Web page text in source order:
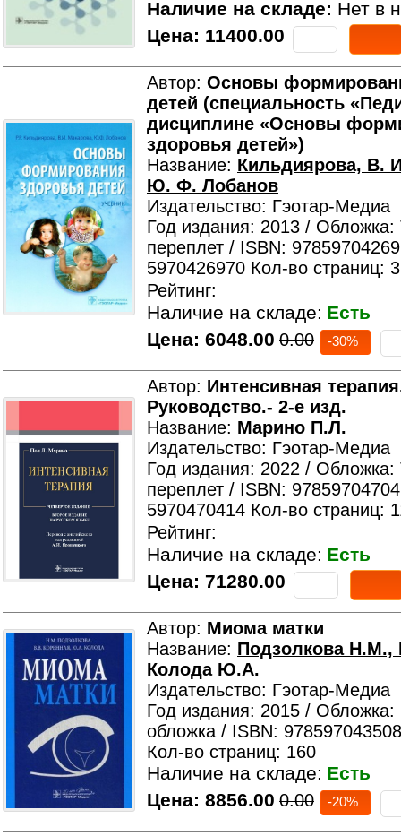
Наличие на складе: Нет в
Цена: 11400.00
Автор: Основы
детей (специальность
дисциплине «Основы
здоровья детей»)
Название: Кильдиярова, В.
Ю. Ф. Лобанов
Издательство: Гэотар-Медиа
Год издания: 2013 /
переплет / ISBN:
5970426970 Кол-во страниц:
Рейтинг:
Наличие на складе: Есть
Цена: 6048.00 0.00 -30%
Автор: Интенсивная
Руководство.- 2-е изд.
Название: Марино П.Л.
Издательство: Гэотар-Медиа
Год издания: 2022 /
переплет / ISBN:
5970470414 Кол-во страниц:
Рейтинг:
Наличие на складе: Есть
Цена: 71280.00
Автор: Миома матки
Название: Подзолкова Н.М.,
Колода Ю.А.
Издательство: Гэотар-Медиа
Год издания: 2015 / Обложка:
обложка / ISBN:
Кол-во страниц: 160
Наличие на складе: Есть
Цена: 8856.00 0.00 -20%